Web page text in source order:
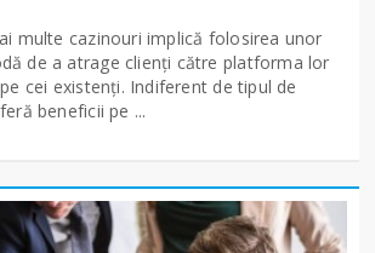
multe cazinouri implică folosirea unor
de a atrage clienți către platforma lor
cei existenți. Indiferent de tipul de
beneficii pe ...